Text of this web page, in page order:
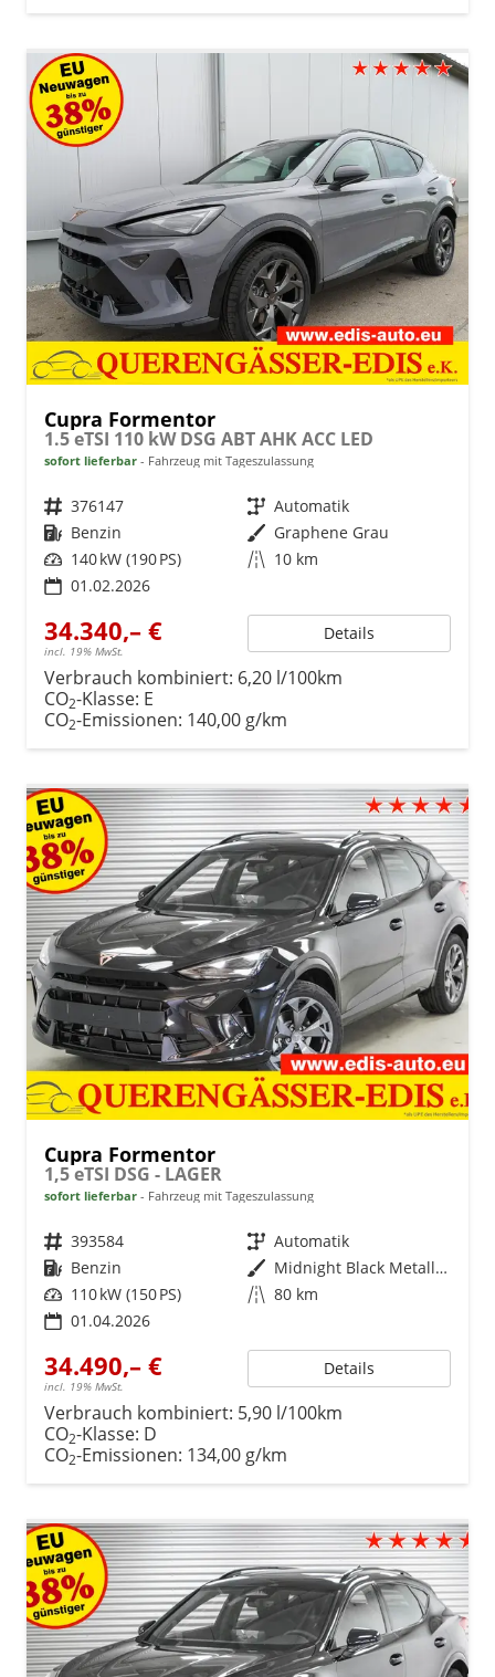
Cupra Formentor
1.5 eTSI 110 kW DSG ABT AHK ACC LED
sofort lieferbar Fahrzeug mit Tageszulassung
Fahrzeugnr. 376147 Getriebe Automatik
Kraftstoff Benzin Außenfarbe Graphene Grau
Leistung 140 kW (190 PS) Kilometerstand 10 km
01.02.2026
34.340,– €
incl. 19% MwSt.
Details
Verbrauch kombiniert: 6,20 l/100km
CO2-Klasse: E
CO2-Emissionen: 140,00 g/km
Cupra Formentor
1,5 eTSI DSG - LAGER
sofort lieferbar Fahrzeug mit Tageszulassung
Fahrzeugnr. 393584 Getriebe Automatik
Kraftstoff Benzin Außenfarbe
Midnight Black Metallic (0E)
Leistung 110 kW (150 PS) Kilometerstand 80 km
01.04.2026
34.490,– €
incl. 19% MwSt.
Details
Verbrauch kombiniert: 5,90 l/100km
CO2-Klasse: D
CO2-Emissionen: 134,00 g/km